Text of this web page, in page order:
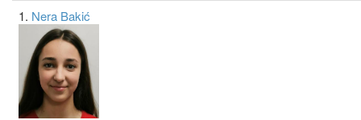
1. Nera Bakić